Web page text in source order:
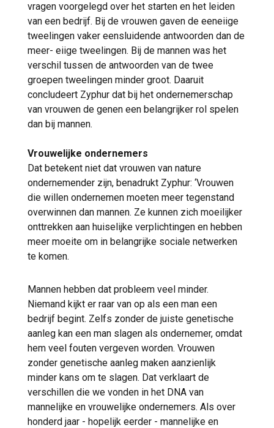
vragen voorgelegd over het starten en het leiden
van een bedrijf. Bij de vrouwen gaven de eeneiige
tweelingen vaker eensluidende antwoorden dan de
meer- eiige tweelingen. Bij de mannen was het
verschil tussen de antwoorden van de twee
groepen tweelingen minder groot. Daaruit
concludeert Zyphur dat bij het ondernemerschap
van vrouwen de genen een belangrijker rol spelen
dan bij mannen.
Vrouwelijke ondernemers
Dat betekent niet dat vrouwen van nature
ondernemender zijn, benadrukt Zyphur: ‘Vrouwen
die willen ondernemen moeten meer tegenstand
overwinnen dan mannen. Ze kunnen zich moeilijker
onttrekken aan huiselijke verplichtingen en hebben
meer moeite om in belangrijke sociale netwerken
te komen.
Mannen hebben dat probleem veel minder.
Niemand kijkt er raar van op als een man een
bedrijf begint. Zelfs zonder de juiste genetische
aanleg kan een man slagen als ondernemer, omdat
hem veel fouten vergeven worden. Vrouwen
zonder genetische aanleg maken aanzienlijk
minder kans om te slagen. Dat verklaart de
verschillen die we vonden in het DNA van
mannelijke en vrouwelijke ondernemers. Als over
honderd jaar - hopelijk eerder - mannelijke en